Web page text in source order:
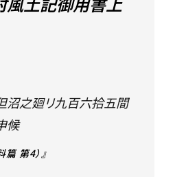
之廻リ九百六拾五間
候
第4）』